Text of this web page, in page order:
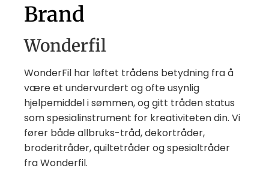
Brand
Wonderfil
WonderFil har løftet trådens betydning fra å
være et undervurdert og ofte usynlig
hjelpemiddel i sømmen, og gitt tråden status
som spesialinstrument for kreativiteten din. Vi
fører både allbruks-tråd, dekortråder,
broderitråder, quiltetråder og spesialtråder
fra Wonderfil.